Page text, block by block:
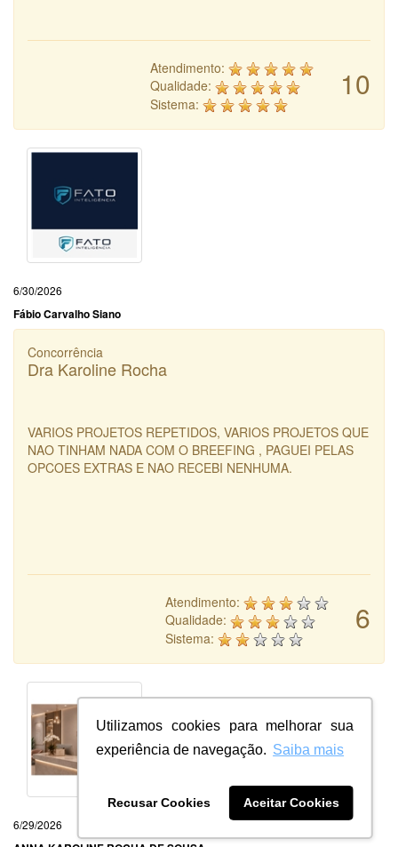
Utilizamos cookies para melhorar sua
experiência de navegação. Saiba mais
Recusar Cookies Aceitar Cookies
10
Atendimento:
Qualidade:
Sistema:
6/30/2026
Fábio Carvalho Siano
Concorrência
Dra Karoline Rocha
VARIOS PROJETOS REPETIDOS, VARIOS PROJETOS QUE
NAO TINHAM NADA COM O BREEFING , PAGUEI PELAS
OPCOES EXTRAS E NAO RECEBI NENHUMA.
6
Atendimento:
Qualidade:
Sistema:
6/29/2026